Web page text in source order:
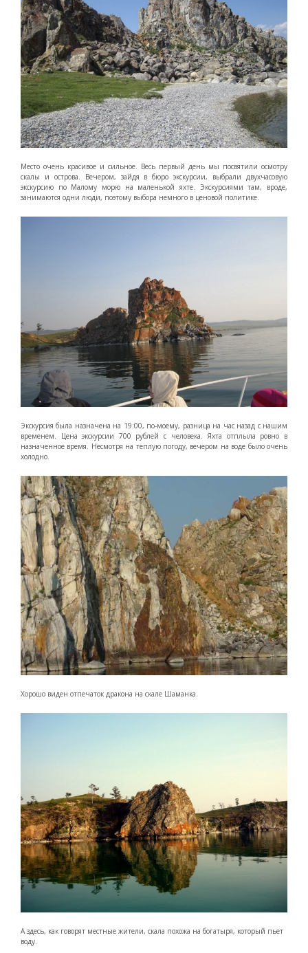
Место очень красивое и сильное. Весь первый день мы посвятили осмотру
скалы и острова. Вечером, зайдя в бюро экскурсии, выбрали двухчасовую
экскурсию по Малому морю на маленькой яхте. Экскурсиями там, вроде,
занимаются одни люди, поэтому выбора немного в ценовой политике.
Экскурсия была назначена на 19:00, по-моему, разница на час назад с нашим
временем. Цена экскурсии 700 рублей с человека. Яхта отплыла ровно в
назначенное время. Несмотря на теплую погоду, вечером на воде было очень
холодно.
Хорошо виден отпечаток дракона на скале Шаманка.
А здесь, как говорят местные жители, скала похожа на богатыря, который пьет
воду.